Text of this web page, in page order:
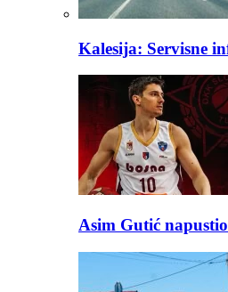
Kalesija: Servisne
Asim Gutić